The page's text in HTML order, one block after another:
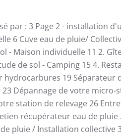
par : 3 Page 2 - installation
6 Cuve eau de pluie/
- Maison individuelle 11 2.
de sol - Camping 154.
hydrocarbures 19 Séparateur
23 Dépannage de votre
station de relevage 26
récupérateur eau de pluie
pluie / Installation collective